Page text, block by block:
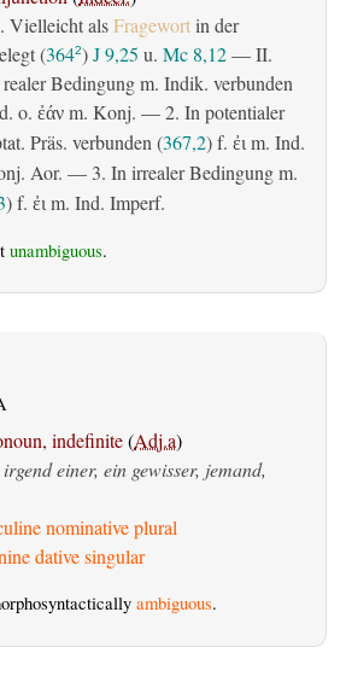
Vielleicht alsFragewortin der
(3642)J 9,25 u. Mc 8,12— II.
Bedingung m. Indik. verbunden
o. ἐάν m. Konj. — 2. In potentialer
Präs. verbunden (367,2) f. ἐι m. Ind.
Aor. — 3. In irrealer Bedingung m.
) f. ἐι m. Ind. Imperf.
unambiguous.
indefinite(Adj.a)
irgend einer, ein gewisser, jemand,
nominative plural
dative singular
ambiguous.